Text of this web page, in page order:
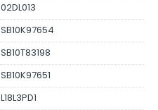
02DL013
SB10K97654
SB10T83198
SB10K97651
L18L3PD1